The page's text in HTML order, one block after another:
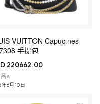
VUITTON Capucines
手提包
220662.00
A
6月10日